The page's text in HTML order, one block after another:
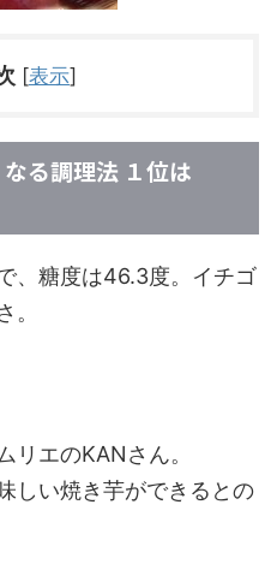
[表示]
る調理法 １位は
、糖度は46.3度。イチゴ
。
リエのKANさん。
しい焼き芋ができるとの